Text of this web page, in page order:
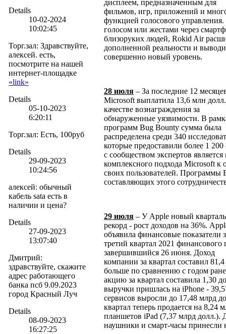
Details
10-02-2024
10:02:45
Торг.зал: Здравствуйте,
алексей. есть,
посмотрите на нашей
интернет-площадке
«link»
Details
05-10-2023
6:20:11
Торг.зал: Есть, 100руб
Details
29-09-2023
10:24:56
алексей: обычный
кабель sata есть в
наличии и цена?
Details
27-09-2023
13:07:40
Дмитрий:
здравствуйте, скажите
адрес работающего
банка псб 9.09.2023
город Красный Луч
Details
08-09-2023
16:27:25
дисплеем, предназначенным для
фильмов, игр, приложений и
функцией голосового
голосом или жестами через
близоруких людей, Rokid Air
дополненной реальности и
совершенно новый уровень.
28 июля – За последние 12
Microsoft выплатила 13,6 млн
качестве вознаграждения за
обнаруженные уязвимости. В
программ Bug Bounty сумма была
распределена среди 340
которые предоставили более 1
с сообществом экспертов
комплексного подхода Microsoft к
своих пользователей. Программы
составляющих этого
29 июля – У Apple новый
рекорд - рост доходов на 36%.
объявила финансовые показатели
третий квартал 2021 финансового
завершившийся 26 июня. Доход
компании за квартал составил
больше по сравнению с годом
акцию за квартал составила 1,30
выручки пришлась на iPhone -
сервисов выросли до 17,48 млрд
квартал теперь продается на 8,24
планшетов iPad (7,37 млрд долл.).
наушники и смарт-часы принесли